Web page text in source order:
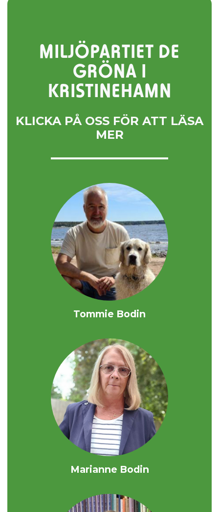
MILJÖPARTIET DE
GRÖNA I
KRISTINEHAMN
KLICKA PÅ OSS FÖR ATT LÄSA
MER
Tommie Bodin
Marianne Bodin